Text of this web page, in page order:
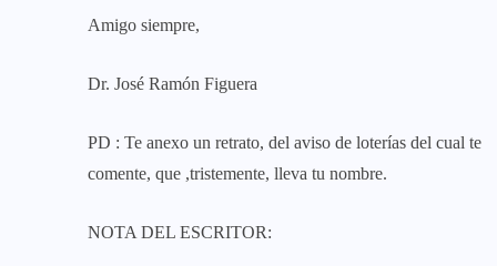
Amigo siempre,
Dr. José Ramón Figuera
PD : Te anexo un retrato, del aviso de loterías del cual te
comente, que ,tristemente, lleva tu nombre.
NOTA DEL ESCRITOR: